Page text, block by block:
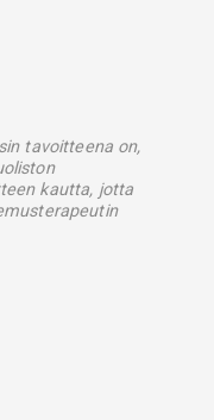
tavoitteena on,
kautta, jotta